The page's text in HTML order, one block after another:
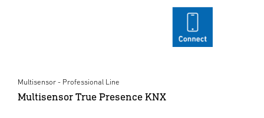
Multisensor - Professional Line
Multisensor True Presence KNX